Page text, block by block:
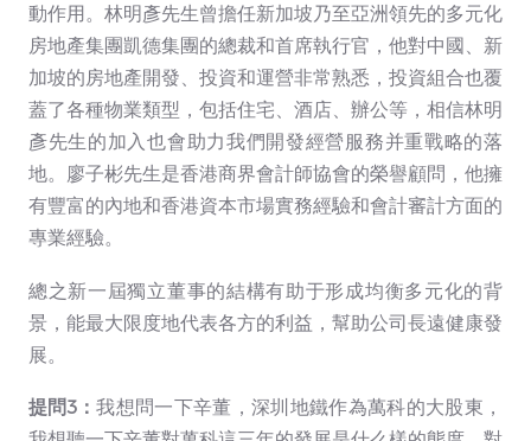
動作用。林明彥先生曾擔任新加坡乃至亞洲領先的多元化
房地產集團凱德集團的總裁和首席執行官，他對中國、新
加坡的房地產開發、投資和運營非常熟悉，投資組合也覆
蓋了各種物業類型，包括住宅、酒店、辦公等，相信林明
彥先生的加入也會助力我們開發經營服務并重戰略的落
地。廖子彬先生是香港商界會計師協會的榮譽顧問，他擁
有豐富的內地和香港資本市場實務經驗和會計審計方面的
專業經驗。
總之新一屆獨立董事的結構有助于形成均衡多元化的背
景，能最大限度地代表各方的利益，幫助公司長遠健康發
展。
提問3： 我想問一下辛董，深圳地鐵作為萬科的大股東，